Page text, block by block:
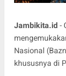
Jambikita.id-
Nasional
khususnya di